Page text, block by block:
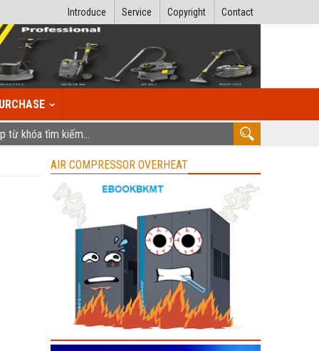
Contact
Copyright
Service
Introduce
AIR COMPRESSOR OVERHEAT